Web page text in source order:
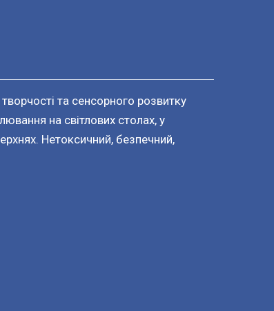
та сенсорного розвитку
на світлових столах, у
Нетоксичний, безпечний,